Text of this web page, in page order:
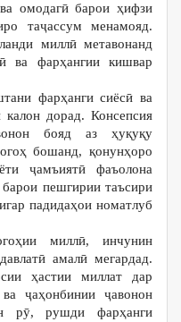
омодагӣ барои ҳифзи
таҷассум менамояд.
миллӣ метавонанд
ва фарҳангии кишвар
фарҳанги сиёсӣ ва
дорад. Консепсия
бояд аз ҳуқуқу
бошанд, қонунҳоро
ҷамъиятӣ фаъолона
пешгирии таъсири
падидаҳои номатлуб
миллӣ, инчунин
амалӣ мегардад.
ҳастии миллат дар
ҷаҳонбинии ҷавонон
рӯ, рушди фарҳанги